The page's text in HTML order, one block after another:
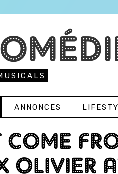
ANNONCES
COME
OLIVIER